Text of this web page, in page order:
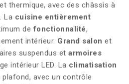
thermique, avec des châssis à
La cuisine entièrement
defonctionnalité,
intérieur. Grand salon et
suspendus et armoires
intérieur LED. La climatisation
avec un contrôle